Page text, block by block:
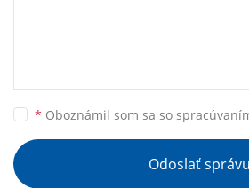
* Oboznámil som sa so
Odoslať správu